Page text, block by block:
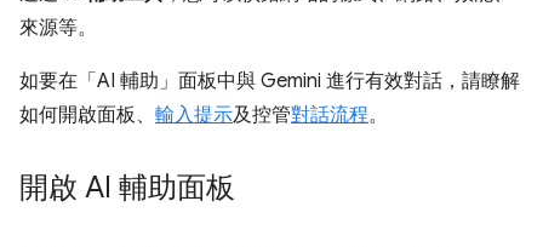
來源等。
如要在「AI 輔助」 面板中與 Gemini 進行有效對話，請瞭解
如何開啟面板、 輸入提示及控管對話流程。
開啟 AI 輔助面板